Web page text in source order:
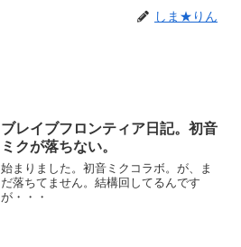
しま★りん
ブレイブフロンティア日記。初音
ミクが落ちない。
始まりました。初音ミクコラボ。が、ま
だ落ちてません。結構回してるんです
が・・・